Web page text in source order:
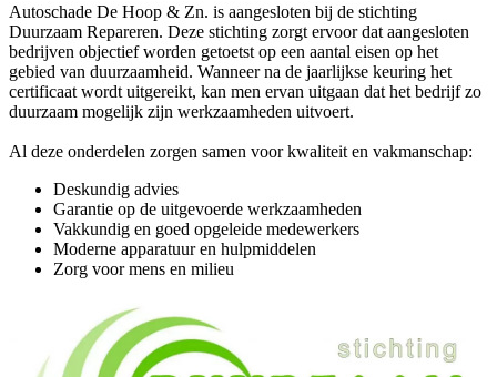
Autoschade De Hoop & Zn. is aangesloten bij de stichting
Duurzaam Repareren. Deze stichting zorgt ervoor dat aangesloten
bedrijven objectief worden getoetst op een aantal eisen op het
gebied van duurzaamheid. Wanneer na de jaarlijkse keuring het
certificaat wordt uitgereikt, kan men ervan uitgaan dat het bedrijf zo
duurzaam mogelijk zijn werkzaamheden uitvoert.
Al deze onderdelen zorgen samen voor kwaliteit en vakmanschap:
Deskundig advies
Garantie op de uitgevoerde werkzaamheden
Vakkundig en goed opgeleide medewerkers
Moderne apparatuur en hulpmiddelen
Zorg voor mens en milieu